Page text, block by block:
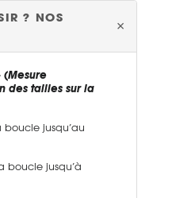
? NOS
(Mesure
des tailles sur la
jusqu’au
boucle jusqu’à